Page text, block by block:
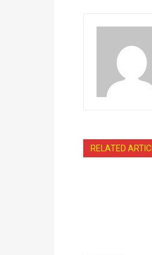
RELATED